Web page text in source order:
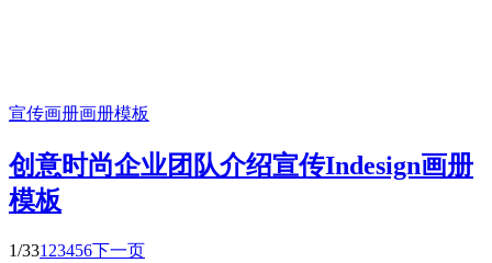
宣传画册画册模板
创意时尚企业团队介绍宣传Indesign画册
模板
1/331 23456下一页